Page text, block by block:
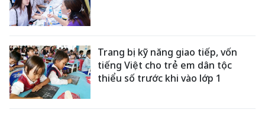
Trang bị kỹ năng giao tiếp, vốn
tiếng Việt cho trẻ em dân tộc
thiểu số trước khi vào lớp 1